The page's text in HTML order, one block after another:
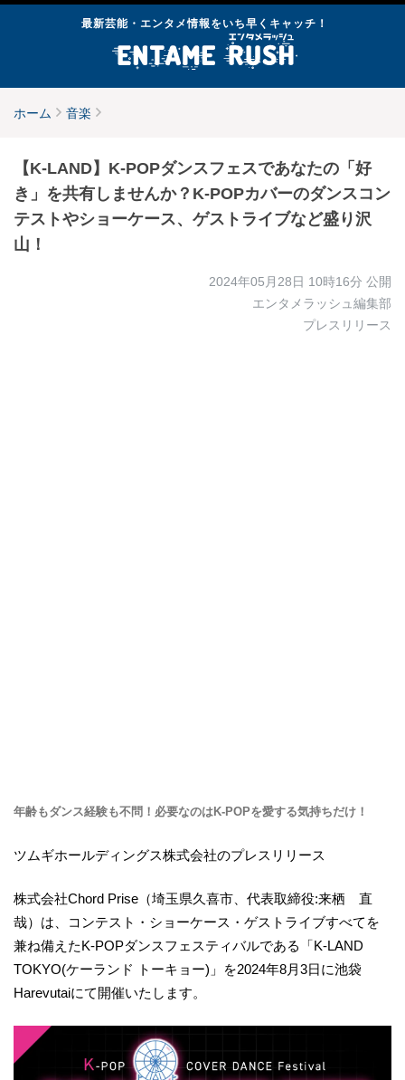
最新芸能・エンタメ情報をいち早くキャッチ！
ホーム 音楽
【K-LAND】K-POPダンスフェスであなたの「好
き」を共有しませんか？K-POPカバーのダンスコン
テストやショーケース、ゲストライブなど盛り沢
山！
2024年05月28日 10時16分 公開
エンタメラッシュ編集部
プレスリリース
年齢もダンス経験も不問！必要なのはK-POPを愛する気持ちだけ！
ツムギホールディングス株式会社のプレスリリース
株式会社Chord Prise（埼玉県久喜市、代表取締役:来栖 直
哉）は、コンテスト・ショーケース・ゲストライブすべてを
兼ね備えたK-POPダンスフェスティバルである「K-LAND
TOKYO(ケーランド トーキョー)」を2024年8月3日に池袋
Harevutaiにて開催いたします。